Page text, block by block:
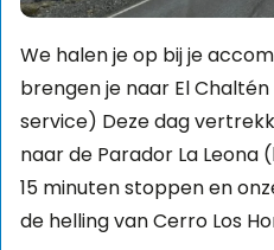
We halen je op bij je
brengen je naar El
service) Deze dag
naar de Parador La Leona
15 minuten stoppen en
de helling van Cerro Los